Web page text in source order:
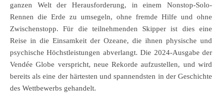
ganzen Welt der Herausforderung, in einem Nonstop-Solo-
Rennen die Erde zu umsegeln, ohne fremde Hilfe und ohne
Zwischenstopp. Für die teilnehmenden Skipper ist dies eine
Reise in die Einsamkeit der Ozeane, die ihnen physische und
psychische Höchstleistungen abverlangt. Die 2024-Ausgabe der
Vendée Globe verspricht, neue Rekorde aufzustellen, und wird
bereits als eine der härtesten und spannendsten in der Geschichte
des Wettbewerbs gehandelt.